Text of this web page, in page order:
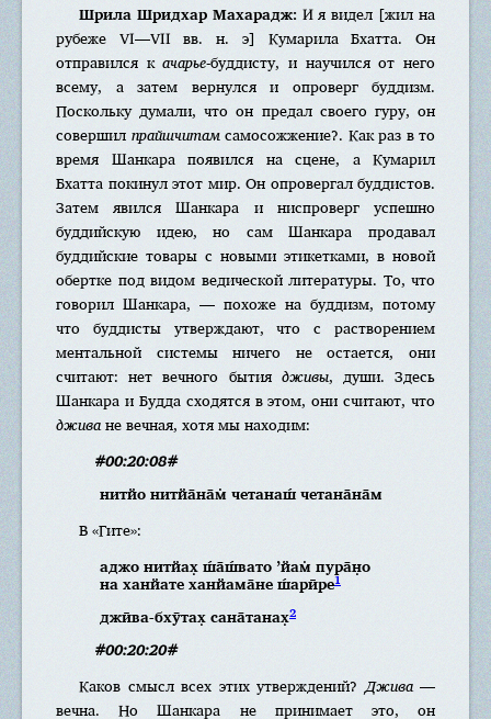
Шрила Шридхар Махарадж:И я видел [жил на
рубеже VI—VII вв. н. э] Кумарила Бхатта. Он
отправился качарье-буддисту, и научился от него
всему, а затем вернулся и опроверг буддизм.
Поскольку думали, что он предал своего гуру, он
совершил прайшчитамсамосожжение?. Как раз в то
время Шанкара появился на сцене, а Кумарил
Бхатта покинул этот мир. Он опровергал буддистов.
Затем явился Шанкара и ниспроверг успешно
буддийскую идею, но сам Шанкара продавал
буддийские товары с новыми этикетками, в новой
обертке под видом ведической литературы. То, что
говорил Шанкара, — похоже на буддизм, потому
что буддисты утверждают, что с растворением
ментальной системы ничего не остается, они
считают: нет вечного бытия дживы, души. Здесь
Шанкара и Будда сходятся в этом, они считают, что
дживане вечная, хотя мы находим:
#00:20:08#
нитйо нитйа̄на̄м̇ четанаш́ четана̄на̄м
В «Гите»:
аджо нитйах̣ ш́а̄ш́вато ’йам̇ пура̄н̣о
на ханйате ханйама̄не ш́арӣре1
джӣва-бхӯтах̣ сана̄танах̣2
#00:20:20#
Каков смысл всех этих утверждений?Джива—
вечна. Но Шанкара не принимает это, он